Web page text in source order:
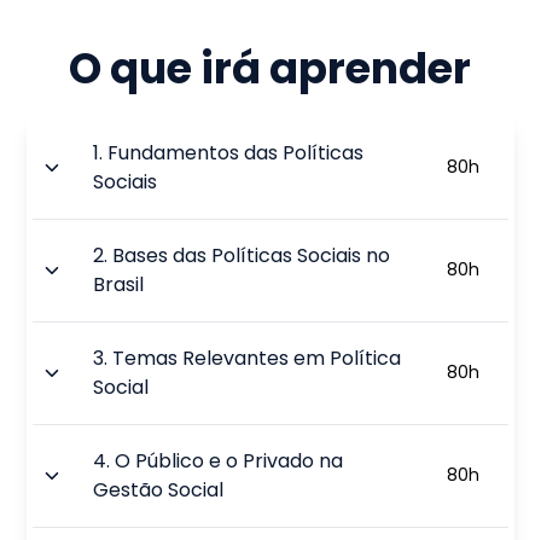
O que irá aprender
1. Fundamentos das Políticas
Sociais
80h
2. Bases das Políticas Sociais no
Brasil
80h
3. Temas Relevantes em Política
Social
80h
4.O Público e o Privado na
Gestão Social
80h